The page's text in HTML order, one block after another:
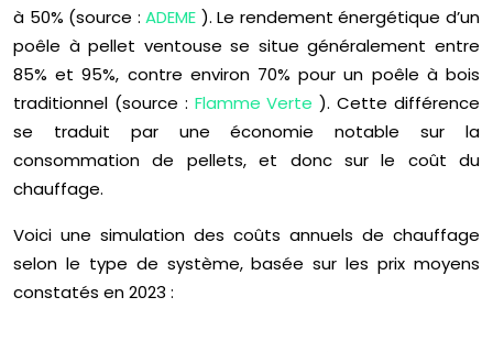
à 50% (source :ADEME ). Le rendement énergétique d’un
poêle à pellet ventouse se situe généralement entre
85% et 95%, contre environ 70% pour un poêle à bois
traditionnel (source : Flamme Verte). Cette différence
se traduit par une économie notable sur la
consommation de pellets, et donc sur le coût du
chauffage.
Voici une simulation des coûts annuels de chauffage
selon le type de système, basée sur les prix moyens
constatés en 2023 :